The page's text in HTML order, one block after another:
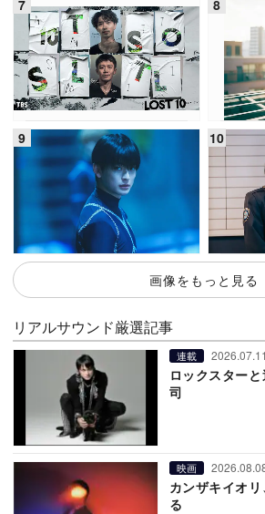
画像をもっと見る
リアルサウンド厳選記事
連載 2026.07.11
ロックスター
司
映画
カンザキイオ
る